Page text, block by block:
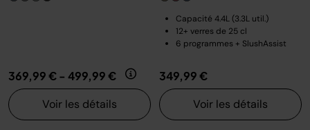
369,99 €- 499,99 €
Voir les détails
Capacité 4.4L (3.3L util.)
12+ verres de 25 cl
6 programmes + SlushAssist
349,99 €
Voir les détails